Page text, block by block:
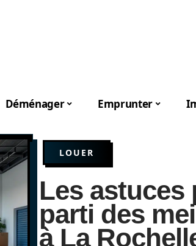
Déménager Emprunter
LOUER
Les astuces
parti des
à La